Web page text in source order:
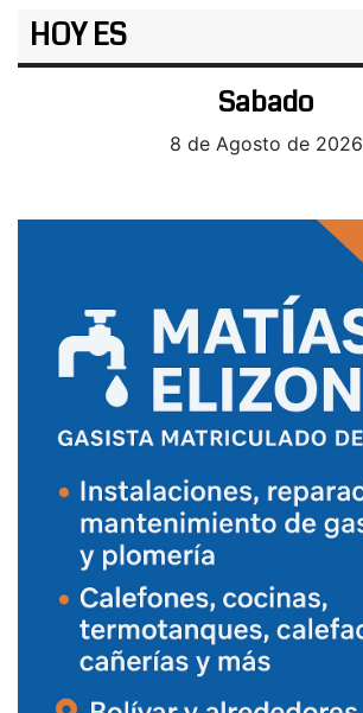
HOY ES
Sabado
8 de Agosto de 2026